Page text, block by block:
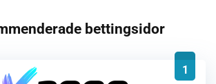
bettingsidor
1